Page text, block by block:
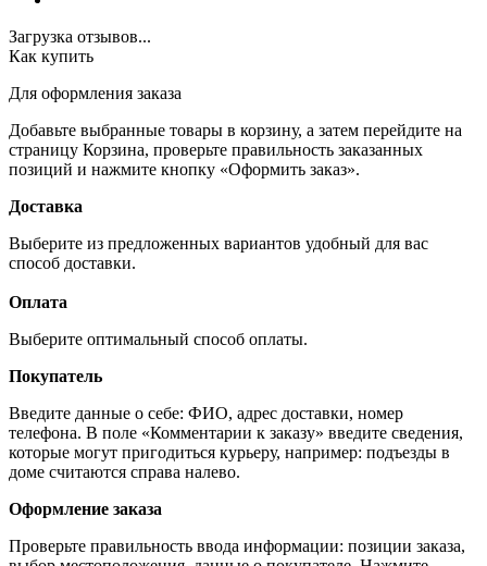
Загрузка отзывов...
Как купить
Для оформления заказа
Добавьте выбранные товары в корзину, а затем перейдите на
страницу Корзина, проверьте правильность заказанных
позиций и нажмите кнопку «Оформить заказ».
Доставка
Выберите из предложенных вариантов удобный для вас
способ доставки.
Оплата
Выберите оптимальный способ оплаты.
Покупатель
Введите данные о себе: ФИО, адрес доставки, номер
телефона. В поле «Комментарии к заказу» введите сведения,
которые могут пригодиться курьеру, например: подъезды в
доме считаются справа налево.
Оформление заказа
Проверьте правильность ввода информации: позиции заказа,